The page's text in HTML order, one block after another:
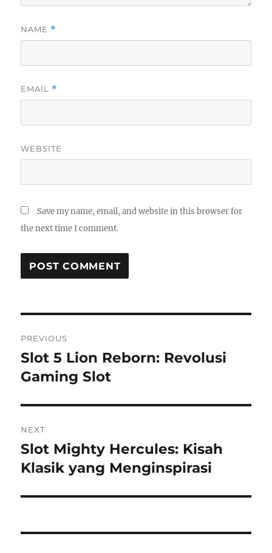
NAME *
EMAIL *
WEBSITE
Save my name, email, and website in this browser for
the next time I comment.
navigation
PREVIOUS
Previous
post:
Slot 5 Lion Reborn: Revolusi
Gaming Slot
NEXT
Next
post:
Slot Mighty Hercules: Kisah
Klasik yang Menginspirasi